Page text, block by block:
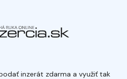
inzerát zdarma a využiť tak